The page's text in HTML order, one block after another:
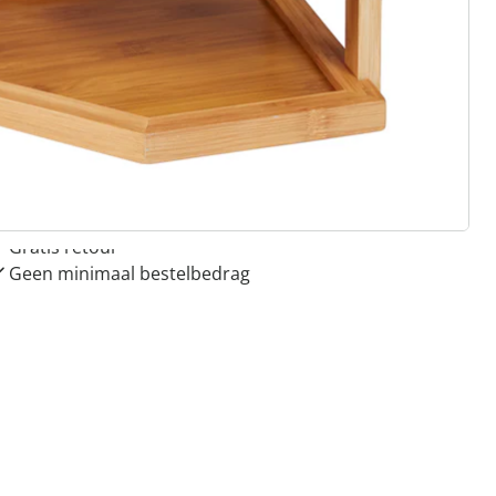
voor
& Comfort”
Gratis retour
Geen minimaal bestelbedrag